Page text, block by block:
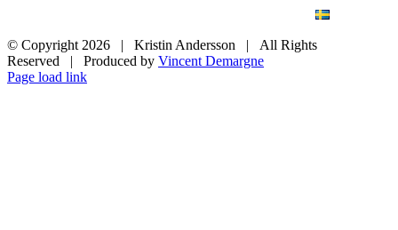
© Copyright 2026 | Kristin Andersson | All Rights
Reserved | Produced by Vincent Demargne
Instagram
Facebook
Page load link